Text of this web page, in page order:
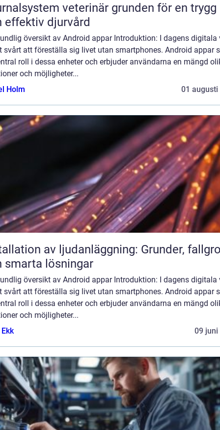
veterinär grunden för en trygg
effektiv djurvård
översikt av Android appar Introduktion: I dagens digitala
svårt att föreställa sig livet utan smartphones. Android appar
roll i dessa enheter och erbjuder användarna en mängd
och möjligheter...
Holm
01 augusti
av ljudanläggning: Grunder,
smarta lösningar
översikt av Android appar Introduktion: I dagens digitala
svårt att föreställa sig livet utan smartphones. Android appar
roll i dessa enheter och erbjuder användarna en mängd
och möjligheter...
09 juni